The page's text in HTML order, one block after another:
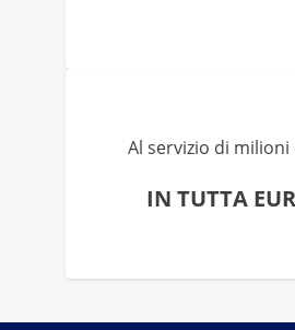
Al servizio di
IN TUTTA